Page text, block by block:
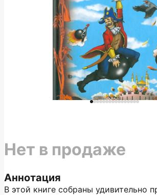
Аннотация
В этой книге собраны удивительно
Нет в продаже